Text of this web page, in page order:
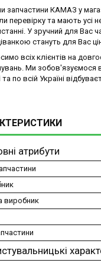
запчастини КАМАЗ у
перевірку та мають усі
У зручний для Вас
стануть для Вас
всіх клієнтів на
Ми зобов'язуємося
та по всій Україні
атрибути
виробник